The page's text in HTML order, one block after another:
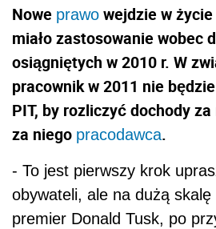
Nowe prawo wejdzie w
miało zastosowanie wobec
osiągniętych w 2010 r. W
pracownik w 2011 nie
PIT, by rozliczyć dochody
za niego pracodawca.
- To jest pierwszy krok
obywateli, ale na dużą skalę
premier Donald Tusk, po